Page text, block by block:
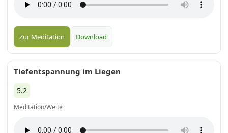
Zur Meditation Download
Tiefentspannung im Liegen
5.2
Meditation/Weite